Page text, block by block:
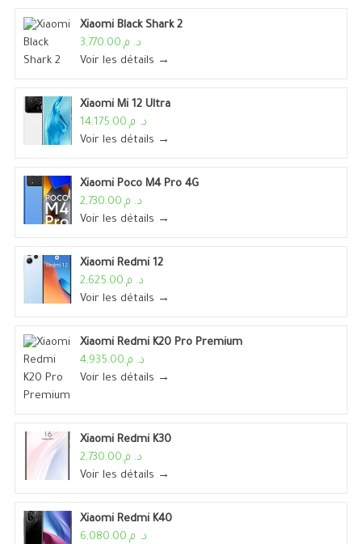
Xiaomi Black Shark 2
د. م.3,770.00
Voir les détails →
Xiaomi Mi 12 Ultra
د. م.14,175.00
Voir les détails →
Xiaomi Poco M4 Pro 4G
د. م.2,730.00
Voir les détails →
Xiaomi Redmi 12
د. م.2,625.00
Voir les détails →
Xiaomi Redmi K20 Pro Premium
د. م.4,935.00
Voir les détails →
Xiaomi Redmi K30
د. م.2,730.00
Voir les détails →
Xiaomi Redmi K40
د. م.6,080.00